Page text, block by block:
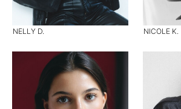
NELLY D. NICOLE K.